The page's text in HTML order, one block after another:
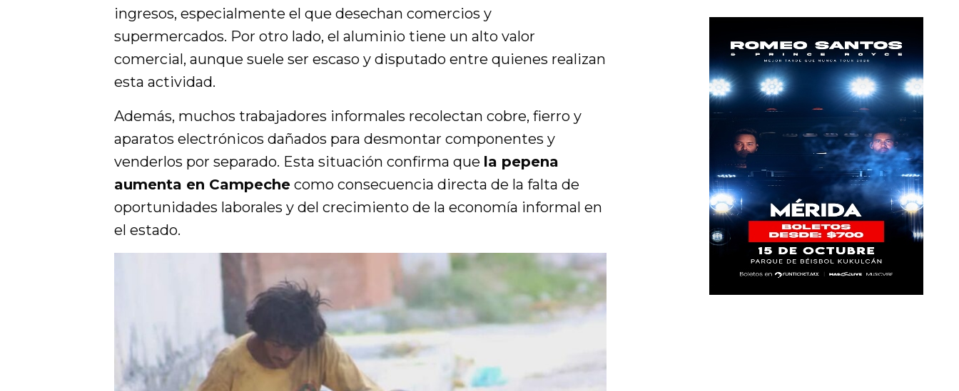
ingresos, especialmente el que desechan comercios y
supermercados. Por otro lado, el aluminio tiene un alto valor
comercial, aunque suele ser escaso y disputado entre quienes realizan
esta actividad.
Además, muchos trabajadores informales recolectan cobre, fierro y
aparatos electrónicos dañados para desmontar componentes y
venderlos por separado. Esta situación confirma que la pepena
aumenta en Campeche como consecuencia directa de la falta de
oportunidades laborales y del crecimiento de la economía informal en
el estado.